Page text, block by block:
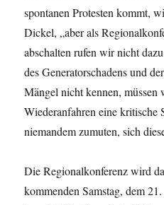
spontanen Protesten kommt,
Dickel, „aber als
abschalten rufen wir nicht
des Generatorschadens und
Mängel nicht kennen, müssen
Wiederanfahren eine
niemandem zumuten, sich
Die Regionalkonferenz wird
kommenden Samstag, dem